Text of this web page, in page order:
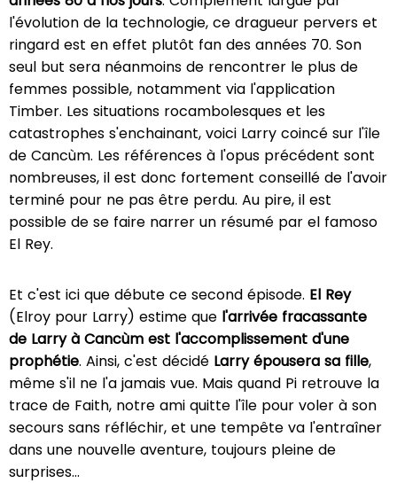
l'évolution de la technologie, ce dragueur pervers et
ringard est en effet plutôt fan des années 70. Son
seul but sera néanmoins de rencontrer le plus de
femmes possible, notamment via l'application
Timber. Les situations rocambolesques et les
catastrophes s'enchainant, voici Larry coincé sur l'île
de Cancùm. Les références à l'opus précédent sont
nombreuses, il est donc fortement conseillé de l'avoir
terminé pour ne pas être perdu. Au pire, il est
possible de se faire narrer un résumé par el famoso
El Rey.
Et c'est ici que débute ce second épisode. El Rey
(Elroy pour Larry) estime que l'arrivée fracassante
de Larry à Cancùm est l'accomplissement d'une
prophétie. Ainsi, c'est décidé Larry épousera sa fille,
même s'il ne l'a jamais vue. Mais quand Pi retrouve la
trace de Faith, notre ami quitte l'île pour voler à son
secours sans réfléchir, et une tempête va l'entraîner
dans une nouvelle aventure, toujours pleine de
surprises…